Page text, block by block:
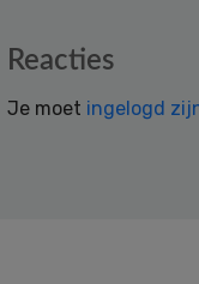
Reacties
Je moet ingelogd